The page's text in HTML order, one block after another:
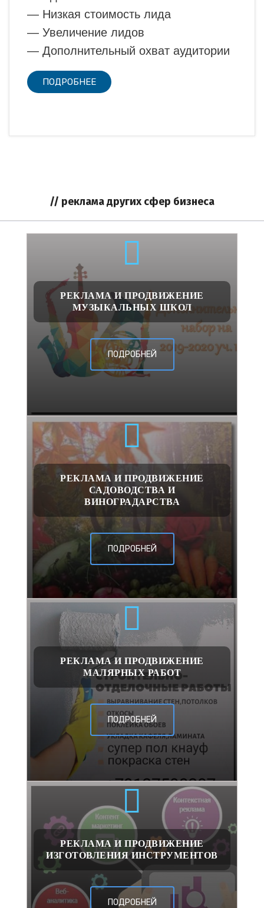
— Низкая стоимость лида
— Увеличение лидов
— Дополнительный охват аудитории
ПОДРОБНЕЕ
// реклама других сфер бизнеса
РЕКЛАМА И ПРОДВИЖЕНИЕ
МУЗЫКАЛЬНЫХ ШКОЛ
ПОДРОБНЕЙ
РЕКЛАМА И ПРОДВИЖЕНИЕ
САДОВОДСТВА И
ВИНОГРАДАРСТВА
ПОДРОБНЕЙ
РЕКЛАМА И ПРОДВИЖЕНИЕ
МАЛЯРНЫХ РАБОТ
ПОДРОБНЕЙ
РЕКЛАМА И ПРОДВИЖЕНИЕ
ИЗГОТОВЛЕНИЯ ИНСТРУМЕНТОВ
ПОДРОБНЕЙ